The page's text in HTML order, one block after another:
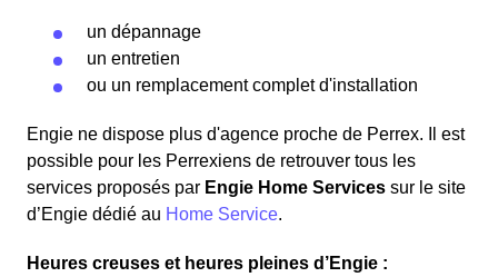
un dépannage
un entretien
ou un remplacement complet d'installation
Engie ne dispose plus d'agence proche de Perrex. Il est
possible pour les Perrexiens de retrouver tous les
services proposés par Engie Home Services sur le site
d’Engie dédié au Home Service.
Heures creuses et heures pleines d’Engie :